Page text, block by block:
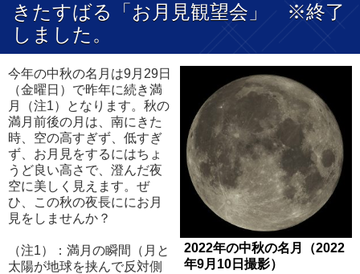
きたすばる「お月見観望会」 ※終了
しました。
2022年の中秋の名月（2022
年9月10日撮影）
今年の中秋の名月は9月29日
（金曜日）で昨年に続き満
月（注1）となります。秋の
満月前後の月は、南にきた
時、空の高すぎず、低すぎ
ず、お月見をするにはちょ
うど良い高さで、澄んだ夜
空に美しく見えます。ぜ
ひ、この秋の夜長ににお月
見をしませんか？
（注1）：満月の瞬間（月と
太陽が地球を挟んで反対側